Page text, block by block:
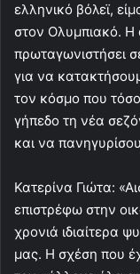
ελληνικό βόλεϊ,
στον Ολυμπιακό. Η
πρωταγωνιστήσει
για να
τον κόσμο που τόσο
γήπεδο τη νέα
και να
Κατερίνα Γιώτα:
επιστρέφω στην
χρονιά ιδιαίτερα
μας. Η σχέση που